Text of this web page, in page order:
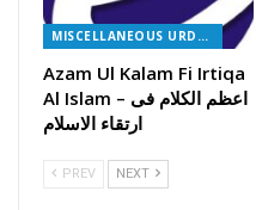
MISCELLANEOUS URDU BOOKS
Azam Ul Kalam Fi Irtiqa
Al Islam – اعظم الکلام فی
ارتقاء الاسلام
PREV NEXT